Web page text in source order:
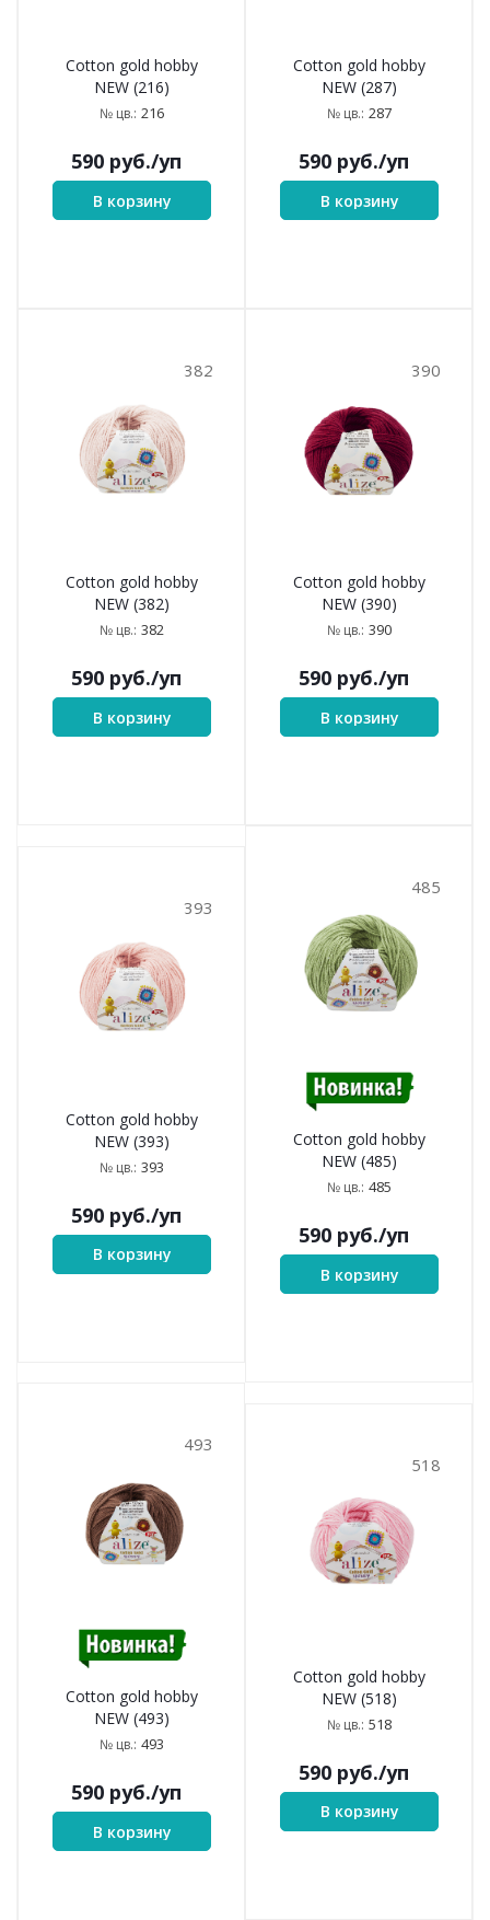
Cotton gold hobby
NEW (216)
№ цв.: 216
590 руб./уп
В корзину
Cotton gold hobby
NEW (287)
№ цв.: 287
590 руб./уп
В корзину
382
Cotton gold hobby
NEW (382)
№ цв.: 382
590 руб./уп
В корзину
390
Cotton gold hobby
NEW (390)
№ цв.: 390
590 руб./уп
В корзину
393
Cotton gold hobby
NEW (393)
№ цв.: 393
590 руб./уп
В корзину
485
Cotton gold hobby
NEW (485)
№ цв.: 485
590 руб./уп
В корзину
493
Cotton gold hobby
NEW (493)
№ цв.: 493
590 руб./уп
В корзину
518
Cotton gold hobby
NEW (518)
№ цв.: 518
590 руб./уп
В корзину